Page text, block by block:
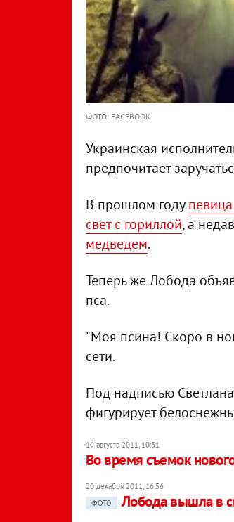
ФОТО: FACEBOOK
Украинская
предпочитает
В прошлом году
свет с гориллой, а
медведем.
Теперь же Лобода
пса.
"Моя псина! Скоро в
сети.
Под надписью
фигурирует
19 августа 2011, 10:31
Во время съемок
20 декабря 2011, 16:56
ФОТО
Лобода вышла в